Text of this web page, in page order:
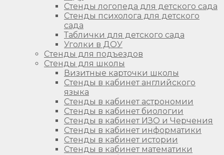
Стенды логопеда для детского сада
Стенды психолога для детского
сада
Таблички для детского сада
Уголки в ДОУ
Стенды для подъездов
Стенды для школы
Визитные карточки школы
Стенды в кабинет английского
языка
Стенды в кабинет астрономии
Стенды в кабинет биологии
Стенды в кабинет ИЗО и Черчения
Стенды в кабинет информатики
Стенды в кабинет истории
Стенды в кабинет математики